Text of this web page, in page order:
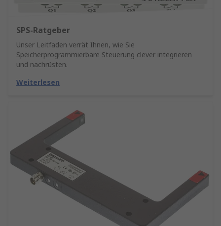
SPS-Ratgeber
Unser Leitfaden verrät Ihnen, wie Sie
Speicherprogrammierbare Steuerung clever integrieren
und nachrüsten.
Weiterlesen